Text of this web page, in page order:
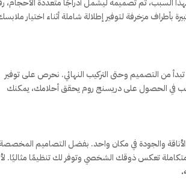
السبب، تم تصميمه ليشمل أدراجًا متعددة الأحجام،
مزخرفة لتوفير إطلالة شاملة أثناء اختيار
من التصميم وحتى التركيب النهائي. نحرص على توفير
في الحصول على دريسنج روم يحقق أحلامك، يمكنك
والجودة في مكان واحد. بفضل التصاميم
متكاملة تعكس ذوقك الشخصي وتوفر لك تنظيمًا مثاليًا.